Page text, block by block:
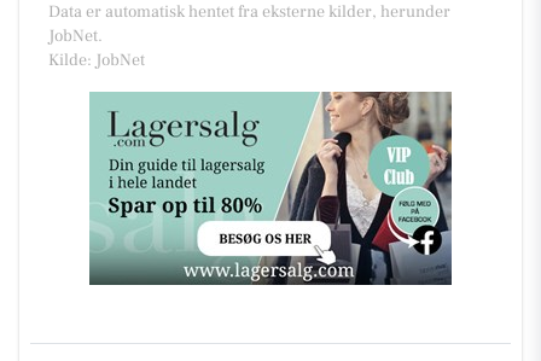
Data er automatisk hentet fra eksterne kilder, herunder
JobNet.
Kilde: JobNet